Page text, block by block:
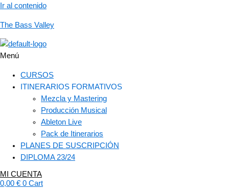
Ir al contenido
The Bass Valley
Menú
CURSOS
ITINERARIOS FORMATIVOS
Mezcla y Mastering
Producción Musical
Ableton Live
Pack de Itinerarios
PLANES DE SUSCRIPCIÓN
DIPLOMA 23/24
MI CUENTA
0,00 € 0 Cart